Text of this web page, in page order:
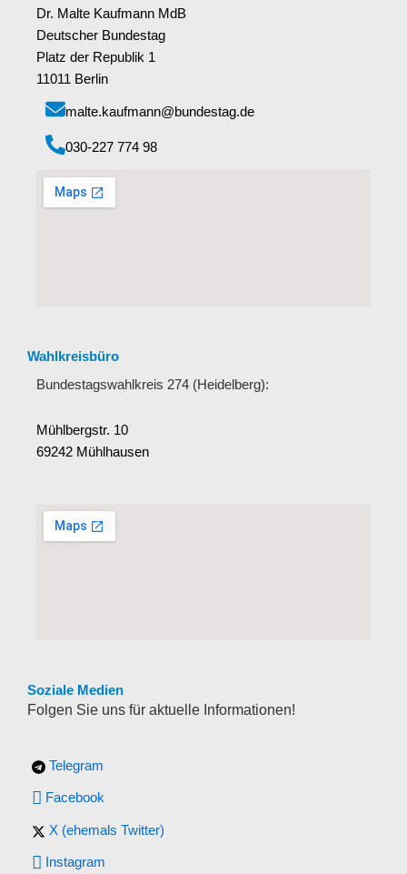
Dr. Malte Kaufmann MdB
Deutscher Bundestag
Platz der Republik 1
11011 Berlin
malte.kaufmann@bundestag.de
‭030-227 774 98‬
Wahlkreisbüro
Bundestagswahlkreis 274 (Heidelberg):
Mühlbergstr. 10
69242 Mühlhausen
Soziale Medien
Folgen Sie uns für aktuelle Informationen!
Telegram
Facebook
X (ehemals Twitter)
Instagram